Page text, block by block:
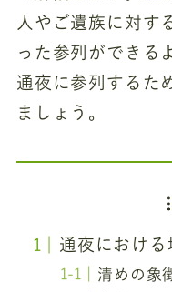
人やご遺族に対す
った参列ができる
通夜に参列するた
ましょう。
通夜における
清めの象